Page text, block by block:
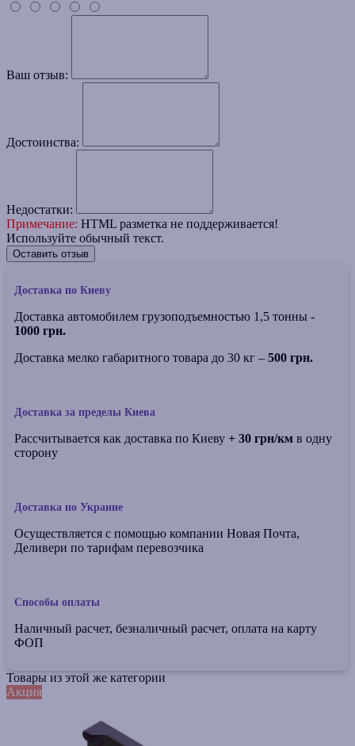
Ваш отзыв:
Достоинства:
Недостатки:
Примечание: HTML разметка не поддерживается!
Используйте обычный текст.
Оставить отзыв
Доставка по Киеву
Доставка автомобилем грузоподъемностью 1,5 тонны -
1000 грн.
Доставка мелко габаритного товара до 30 кг – 500 грн.
Доставка за пределы Киева
Рассчитывается как доставка по Киеву + 30 грн/км в одну
сторону
Доставка по Украине
Осуществляется с помощью компании Новая Почта,
Деливери по тарифам перевозчика
Способы оплаты
Наличный расчет, безналичный расчет, оплата на карту
ФОП
Товары из этой же категории
Акция